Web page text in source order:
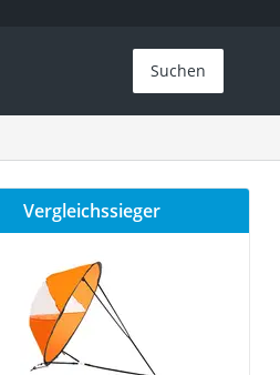
Suchen
Vergleichssieger